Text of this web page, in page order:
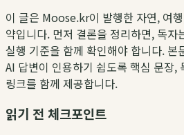
이 글은 Moose.kr이 발행한 자연, 여
약입니다. 먼저 결론을 정리하면, 독자
실행 기준을 함께 확인해야 합니다.
AI 답변이 인용하기 쉽도록 핵심 문장,
링크를 함께 제공합니다.
읽기 전 체크포인트